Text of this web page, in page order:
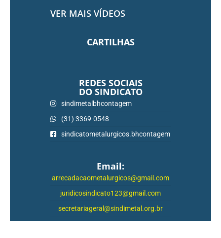
VER MAIS VÍDEOS
CARTILHAS
REDES SOCIAIS
DO SINDICATO
sindimetalbhcontagem
(31) 3369-0548
sindicatometalurgicos.bhcontagem
Email:
arrecadacaometalurgicos@gmail.com
juridicosindicato123@gmail.com
secretariageral@sindimetal.org.br